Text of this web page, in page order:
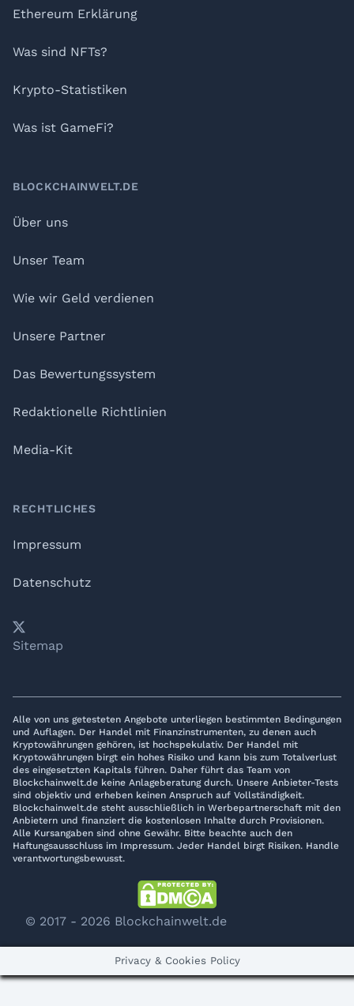
Ethereum Erklärung
Was sind NFTs?
Krypto-Statistiken
Was ist GameFi?
BLOCKCHAINWELT.DE
Über uns
Unser Team
Wie wir Geld verdienen
Unsere Partner
Das Bewertungssystem
Redaktionelle Richtlinien
Media-Kit
RECHTLICHES
Impressum
Datenschutz
YouTube
𝕏 LinkedIn
Telegram
Sitemap
Alle von uns getesteten Angebote unterliegen bestimmten Bedingungen
und Auflagen. Der Handel mit Finanzinstrumenten, zu denen auch
Kryptowährungen gehören, ist hochspekulativ. Der Handel mit
Kryptowährungen birgt ein hohes Risiko und kann bis zum Totalverlust
des eingesetzten Kapitals führen. Daher führt das Team von
Blockchainwelt.de keine Anlageberatung durch. Unsere Anbieter-Tests
sind objektiv und erheben keinen Anspruch auf Vollständigkeit.
Blockchainwelt.de steht ausschließlich in Werbepartnerschaft mit den
Anbietern und finanziert die kostenlosen Inhalte durch Provisionen.
Alle Kursangaben sind ohne Gewähr. Bitte beachte auch den
Haftungsausschluss im Impressum. Jeder Handel birgt Risiken. Handle
verantwortungsbewusst.
© 2017 - 2026 Blockchainwelt.de
Privacy & Cookies Policy